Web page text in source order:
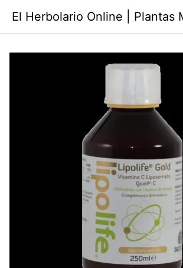
contenido
El Herbolario Online | Plantas